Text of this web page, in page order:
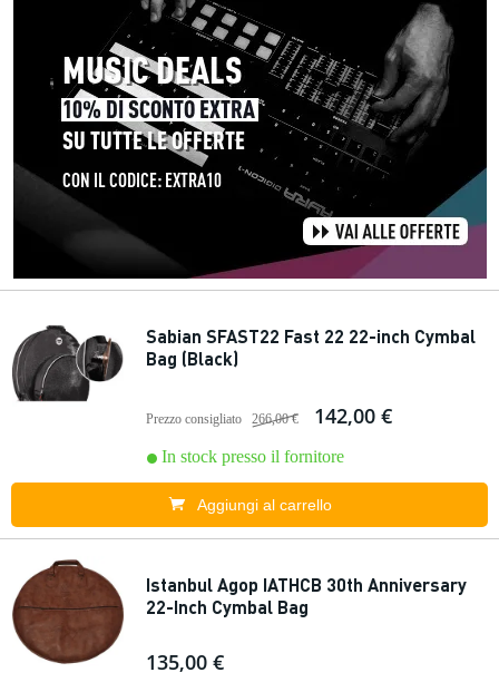
Sabian SFAST22 Fast 22 22-inch Cymbal
Bag (Black)
Prezzo consigliato 266,00 € 142,00 €
In stock presso il fornitore
Aggiungi al carrello
Istanbul Agop IATHCB 30th Anniversary
22-Inch Cymbal Bag
135,00 €